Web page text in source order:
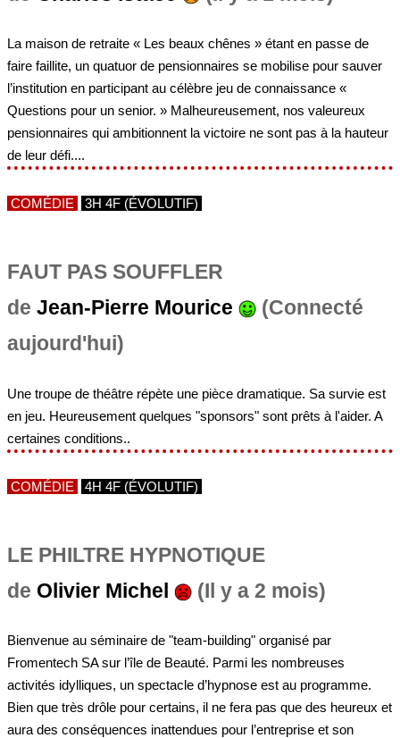
La maison de retraite « Les beaux chênes » étant en passe de
faire faillite, un quatuor de pensionnaires se mobilise pour sauver
l’institution en participant au célèbre jeu de connaissance «
Questions pour un senior. » Malheureusement, nos valeureux
pensionnaires qui ambitionnent la victoire ne sont pas à la hauteur
de leur défi....
COMÉDIE 3H 4F (ÉVOLUTIF)
FAUT PAS SOUFFLER
de Jean-Pierre Mourice
(Connecté
aujourd'hui)
Une troupe de théâtre répète une pièce dramatique. Sa survie est
en jeu. Heureusement quelques "sponsors" sont prêts à l'aider. A
certaines conditions..
COMÉDIE 4H 4F (ÉVOLUTIF)
LE PHILTRE HYPNOTIQUE
de Olivier Michel (Il y a 2 mois)
Bienvenue au séminaire de "team-building" organisé par
Fromentech SA sur l’île de Beauté. Parmi les nombreuses
activités idylliques, un spectacle d’hypnose est au programme.
Bien que très drôle pour certains, il ne fera pas que des heureux et
aura des conséquences inattendues pour l’entreprise et son